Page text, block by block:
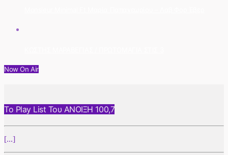
Now On Air
Το Play List Του ΑΝΟΙΞΗ 100,7
[...]